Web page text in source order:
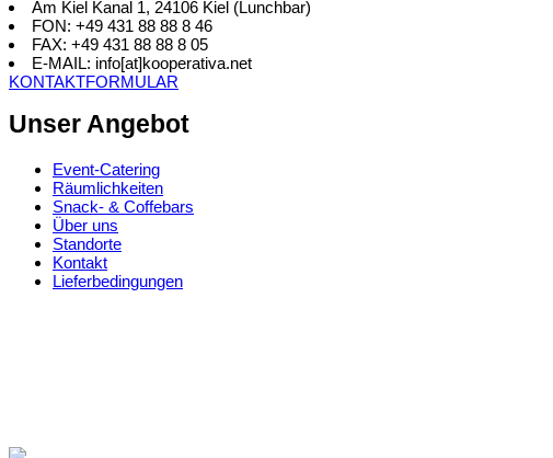
Am Kiel Kanal 1, 24106 Kiel (Lunchbar)
FON: +49 431 88 88 8 46
FAX: +49 431 88 88 8 05
E-MAIL: info[at]kooperativa.net
KONTAKTFORMULAR
Unser Angebot
Event-Catering
Räumlichkeiten
Snack- & Coffebars
Über uns
Standorte
Kontakt
Lieferbedingungen